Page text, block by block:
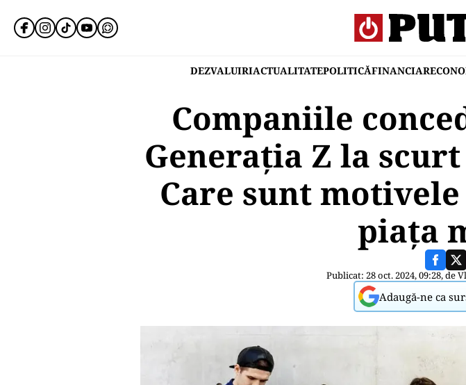
DEZVALUIRIACTUALITATEPOLITICĂFINANCIAR
Companiile
Generația Z la
Care sunt
piața
Publicat: 28 oct. 2024, 09:28, de
Adaugă-ne ca